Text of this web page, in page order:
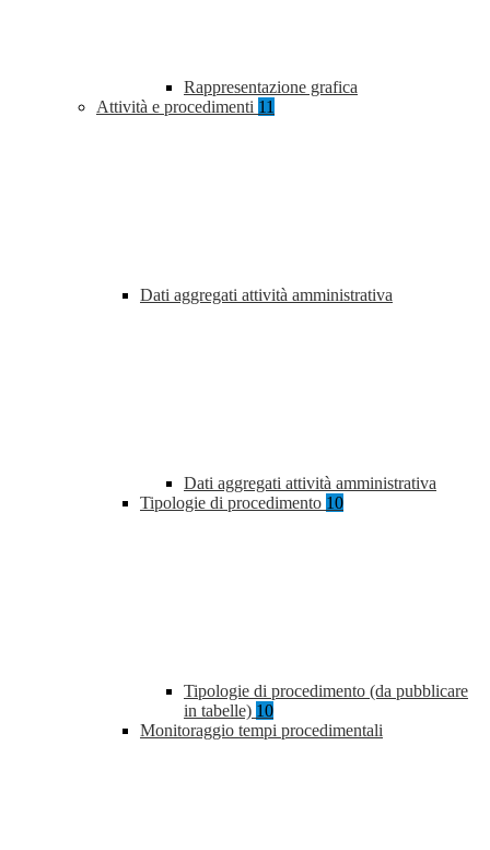
Rappresentazione grafica
Attività e procedimenti 11
Dati aggregati attività amministrativa
Dati aggregati attività amministrativa
Tipologie di procedimento 10
Tipologie di procedimento (da pubblicare
in tabelle) 10
Monitoraggio tempi procedimentali